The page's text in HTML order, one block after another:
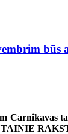
Carnikavas